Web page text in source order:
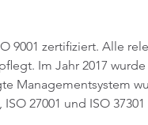
9001 zertifiziert. Alle
Im Jahr 2017
Managementsystem
27001 und ISO